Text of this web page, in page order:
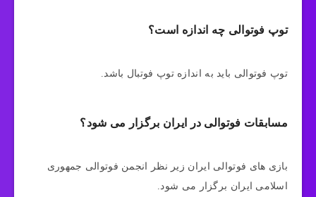
توپ فوتوالی چه اندازه است؟
توپ فوتوالی باید به اندازه توپ فوتبال باشد.
مسابقات فوتوالی در ایران برگزار می شود؟
بازی های فوتوالی ایران زیر نظر انجمن فوتوالی جمهوری
اسلامی ایران برگزار می شود.